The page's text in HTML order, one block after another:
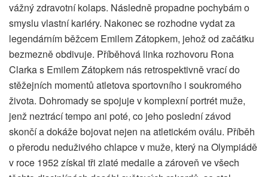
vážný zdravotní kolaps. Následně propadne pochybám o
smyslu vlastní kariéry. Nakonec se rozhodne vydat za
legendárním běžcem Emilem Zátopkem, jehož od začátku
bezmezně obdivuje. Příběhová linka rozhovoru Rona
Clarka s Emilem Zátopkem nás retrospektivně vrací do
stěžejních momentů atletova sportovního i soukromého
života. Dohromady se spojuje v komplexní portrét muže,
jenž neztrácí tempo ani poté, co jeho poslední závod
skončí a dokáže bojovat nejen na atletickém oválu. Příběh
o přerodu neduživého chlapce v muže, který na Olympiádě
v roce 1952 získal tři zlaté medaile a zároveň ve všech